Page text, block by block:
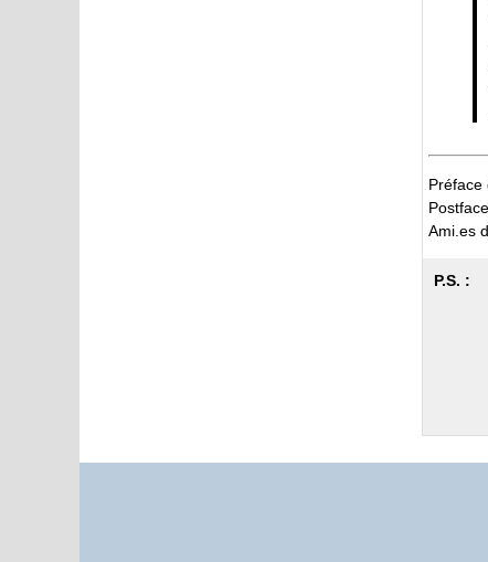
Préface
Ami.es
P.S. :